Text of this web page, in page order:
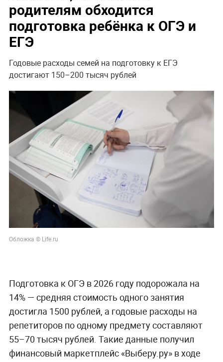
родителям обходится
подготовка ребёнка к ОГЭ и
ЕГЭ
Годовые расходы семей на подготовку к ЕГЭ
достигают 150–200 тысяч рублей
Обложка © Life.ru
Подготовка к ОГЭ в 2026 году подорожала на
14% — средняя стоимость одного занятия
достигла 1500 рублей, а годовые расходы на
репетиторов по одному предмету составляют
55–70 тысяч рублей. Такие данные получил
финансовый маркетплейс «Выберу.ру» в ходе